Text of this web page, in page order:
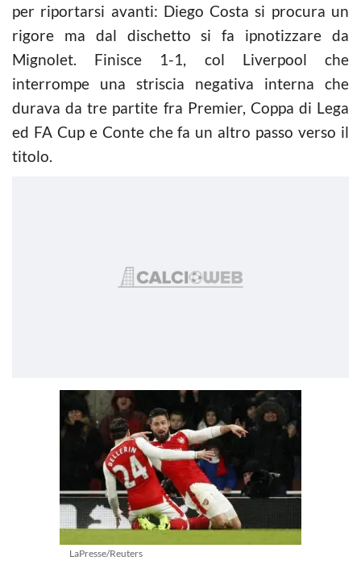
per riportarsi avanti: Diego Costa si procura un
rigore ma dal dischetto si fa ipnotizzare da
Mignolet. Finisce 1-1, col Liverpool che
interrompe una striscia negativa interna che
durava da tre partite fra Premier, Coppa di Lega
ed FA Cup e Conte che fa un altro passo verso il
titolo.
LaPresse/Reuters